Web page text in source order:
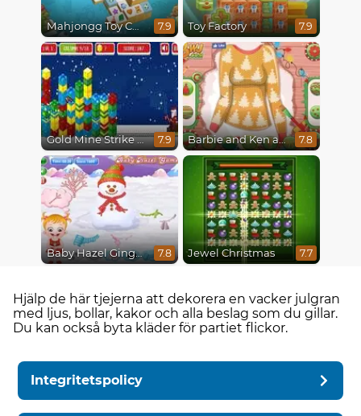
Mahjongg Toy Chest 7.9 Toy Factory 7.9
Gold Mine Strike Christmas 7.9 Barbie and Ken a Perfect Christmas 7.8
Baby Hazel Gingerbread House 7.8 Jewel Christmas 7.7
Hjälp de här tjejerna att dekorera en vacker julgran
med ljus, bollar, kakor och alla beslag som du gillar.
Du kan också byta kläder för partiet flickor.
Integritetspolicy